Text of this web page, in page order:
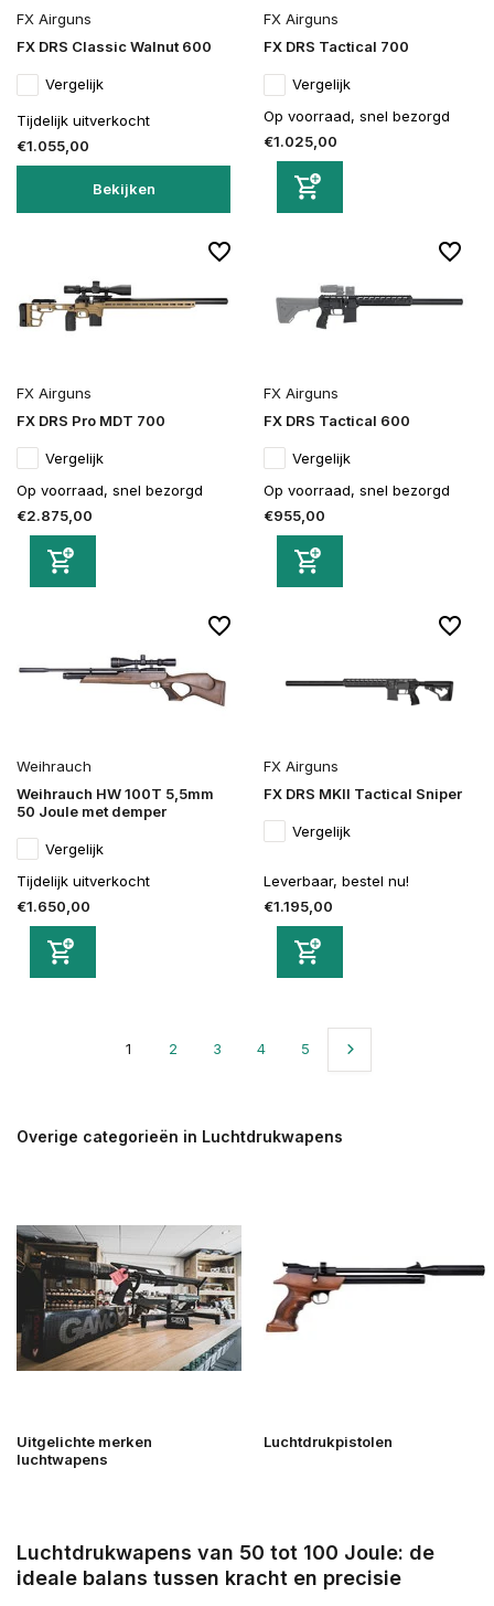
FX Airguns
FX DRS Classic Walnut 600
Vergelijk
Tijdelijk uitverkocht
€1.055,00
Bekijken
FX Airguns
FX DRS Tactical 700
Vergelijk
Op voorraad, snel bezorgd
€1.025,00
FX Airguns
FX DRS Pro MDT 700
Vergelijk
Op voorraad, snel bezorgd
€2.875,00
FX Airguns
FX DRS Tactical 600
Vergelijk
Op voorraad, snel bezorgd
€955,00
Weihrauch
Weihrauch HW 100T 5,5mm
50 Joule met demper
Vergelijk
Tijdelijk uitverkocht
€1.650,00
FX Airguns
FX DRS MKII Tactical Sniper
Vergelijk
Leverbaar, bestel nu!
€1.195,00
1 2 3 4 5
Overige categorieën in Luchtdrukwapens
Uitgelichte merken
luchtwapens
Luchtdrukpistolen
Luchtdrukwapens van 50 tot 100 Joule: de
ideale balans tussen kracht en precisie